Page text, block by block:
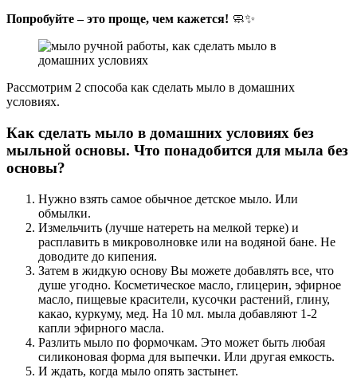
Попробуйте – это проще, чем кажется! 🧼✨
Рассмотрим 2 способа как сделать мыло в домашних
условиях.
Как сделать мыло в домашних условиях без
мыльной основы. Что понадобится для мыла без
основы?
Нужно взять самое обычное детское мыло. Или
обмылки.
Измельчить (лучше натереть на мелкой терке) и
расплавить в микроволновке или на водяной бане. Не
доводите до кипения.
Затем в жидкую основу Вы можете добавлять все, что
душе угодно. Косметическое масло, глицерин, эфирное
масло, пищевые красители, кусочки растений, глину,
какао, куркуму, мед. На 10 мл. мыла добавляют 1-2
капли эфирного масла.
Разлить мыло по формочкам. Это может быть любая
силиконовая форма для выпечки. Или другая емкость.
И ждать, когда мыло опять застынет.